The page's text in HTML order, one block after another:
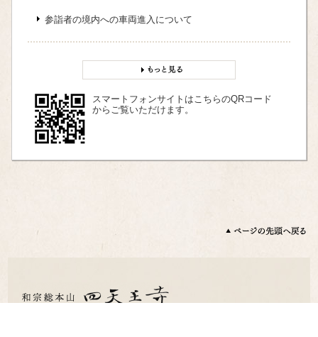
参詣者の境内への車両進入について
スマートフォンサイトはこちらのQRコード
からご覧いただけます。